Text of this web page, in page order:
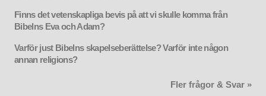
Finns det vetenskapliga bevis på att vi skulle komma från
Bibelns Eva och Adam?
Varför just Bibelns skapelseberättelse? Varför inte någon
annan religions?
Fler frågor & Svar »